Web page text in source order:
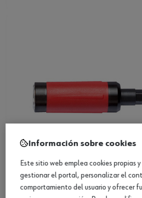
Adaptador puntas E 6.3 (1/4),
Información sobre cookies
Este sitio web emplea cookies propias
gestionar el portal, personalizar el
comportamiento del usuario y ofrecer